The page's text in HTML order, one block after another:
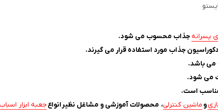
پسرانهجذاب محسوب می شود.
جذاب مورد استفاده قرار می گیرند.
می باشد.
می شود.
و ماشین کنترلی، محصولات آموزشی و مشاغل نظیر انواعجعبه ابزار